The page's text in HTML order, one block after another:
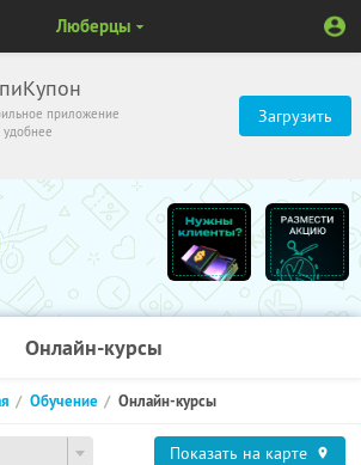
приложение
Загрузить
Люберцы
Онлайн-курсы
Обучение Онлайн-курсы
Показать на карте